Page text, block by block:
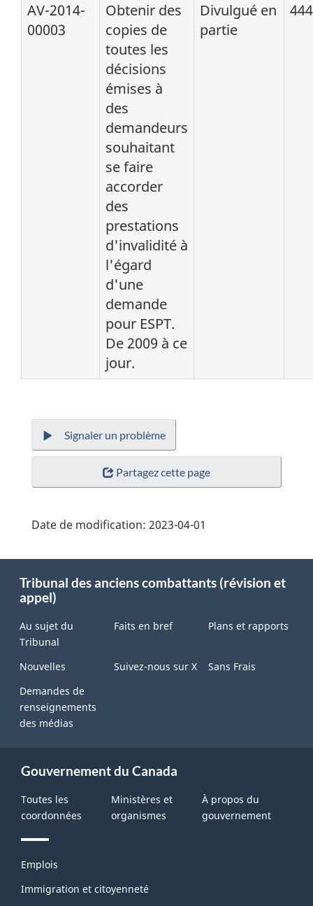
AV-2014-
00003
Obtenir des
copies de
toutes les
décisions
émises à
des
demandeurs
souhaitant
se faire
accorder
des
prestations
d'invalidité à
l'égard
d'une
demande
pour ESPT.
De 2009 à ce
jour.
Divulgué en
partie
Signaler un problème
Partagez cette page
Date de modification: 2023-04-01
this
site
Tribunal des anciens combattants (révision et
appel)
Au sujet du
Tribunal
Faits en bref Plans et rapports
Nouvelles Suivez-nous sur X
Sans Frais
Demandes de
renseignements
des médias
Gouvernement du Canada
Toutes les
coordonnées
Ministères et
organismes
À propos du
gouvernement
Thèmes
sujets
Emplois
Immigration et citoyenneté